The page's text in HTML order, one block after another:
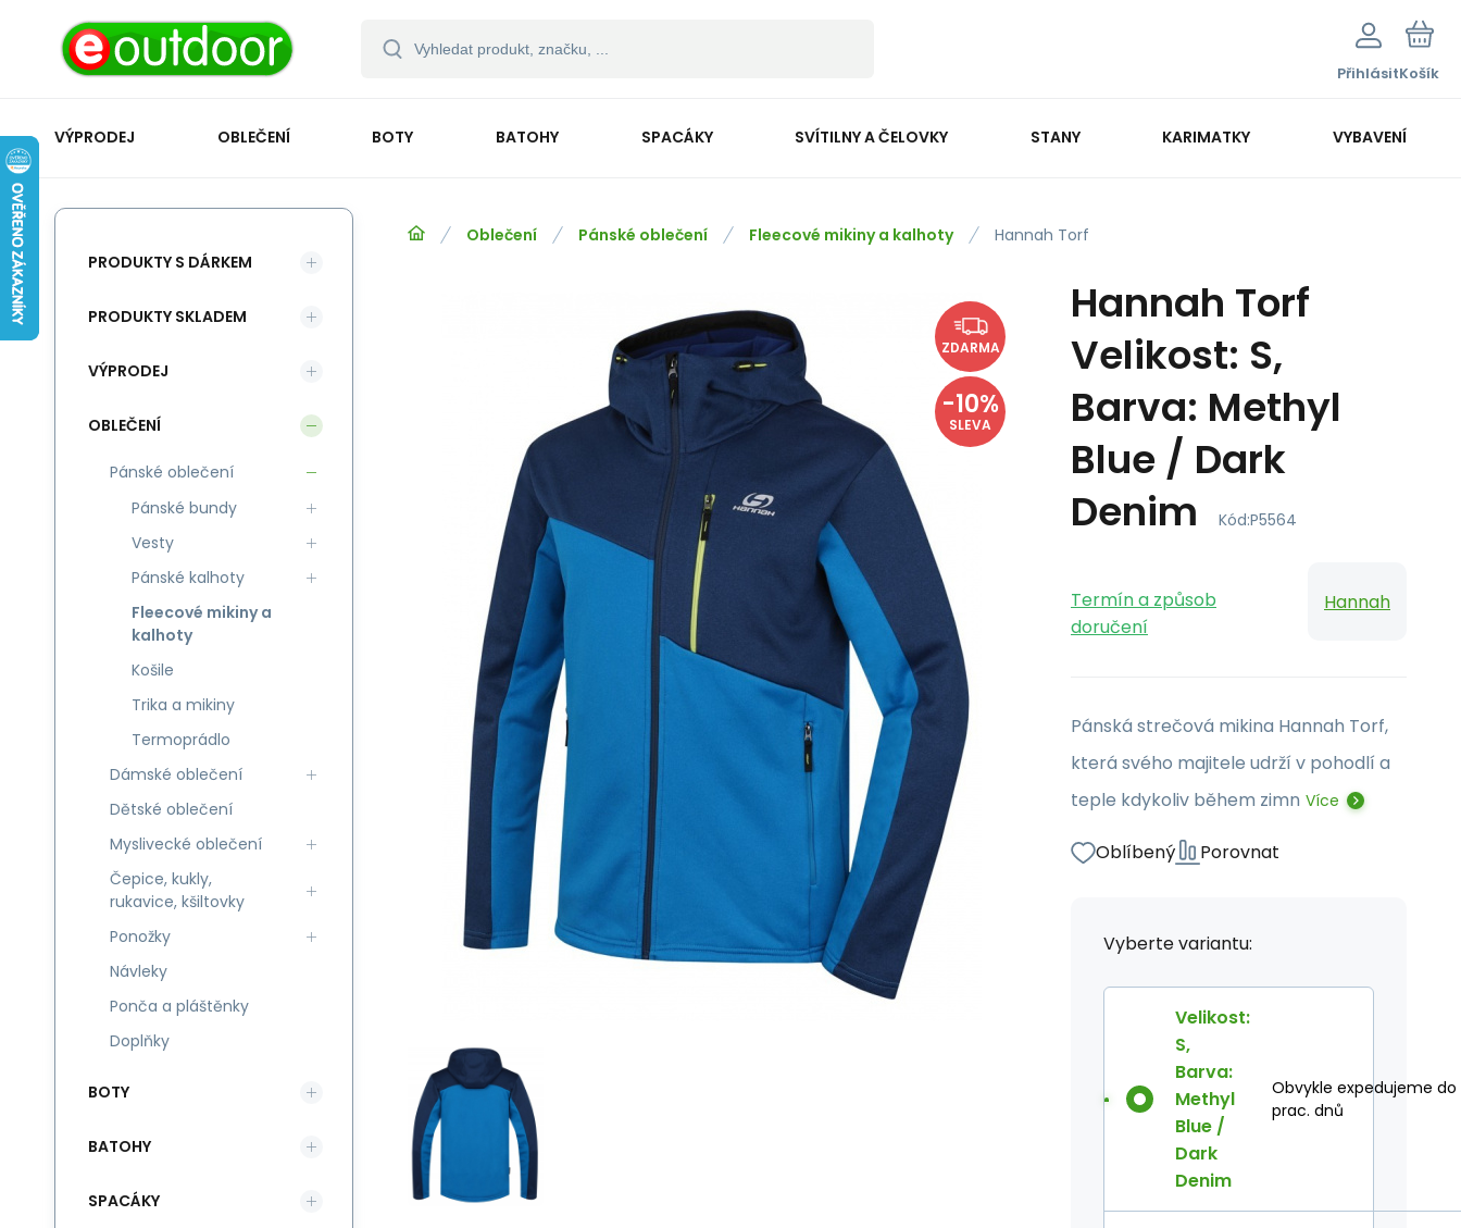
PřihlásitKošík
VÝPRODEJ OBLEČENÍ BOTY BATOHY SPACÁKY SVÍTILNY A ČELOVKY STANY KARIMATKY VYBAVENÍ
Oblečení Pánské oblečení Fleecové mikiny a kalhoty Hannah Torf
ZDARMA
-10%
SLEVA
Hannah Torf
Velikost: S,
Barva: Methyl
Blue / Dark
Denim
Kód:P5564
Termín a způsob
doručení
Hannah
Pánská strečová mikina Hannah Torf,
která svého majitele udrží v pohodlí a
teple kdykoliv během zimn Více
Oblíbený Porovnat
Vyberte variantu:
Velikost:
S,
Barva:
Methyl
Blue /
Dark
Denim
Obvykle expedujeme do
prac. dnů
PRODUKTY S DÁRKEM
PRODUKTY SKLADEM
VÝPRODEJ
OBLEČENÍ
Pánské oblečení
Pánské bundy
Vesty
Pánské kalhoty
Fleecové mikiny a
kalhoty
Košile
Trika a mikiny
Termoprádlo
Dámské oblečení
Dětské oblečení
Myslivecké oblečení
Čepice, kukly,
rukavice, kšiltovky
Ponožky
Návleky
Ponča a pláštěnky
Doplňky
BOTY
BATOHY
SPACÁKY